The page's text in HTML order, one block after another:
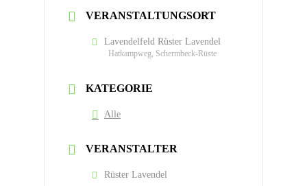
VERANSTALTUNGSORT
Lavendelfeld Rüster Lavendel
Hatkampweg, Schermbeck-Rüste
KATEGORIE
Alle
VERANSTALTER
Rüster Lavendel